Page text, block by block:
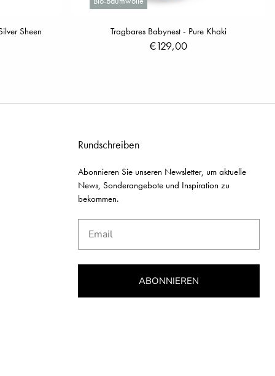
Sheen Tragbares Babynest - Pure Khaki
€129,00
Rundschreiben
Abonnieren Sie unseren Newsletter, um aktuelle
News, Sonderangebote und Inspiration zu
bekommen.
ABONNIEREN